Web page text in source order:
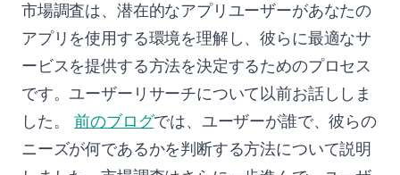
市場調査は、潜在的なアプリユーザーがあなたの
アプリを使用する環境を理解し、彼らに最適なサ
ービスを提供する方法を決定するためのプロセス
です。ユーザーリサーチについて以前お話ししま
した。前のブログでは、ユーザーが誰で、彼らの
ニーズが何であるかを判断する方法について説明